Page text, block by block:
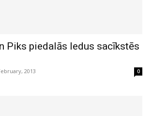
Piks piedalās ledus sacīkstēs
2013 0